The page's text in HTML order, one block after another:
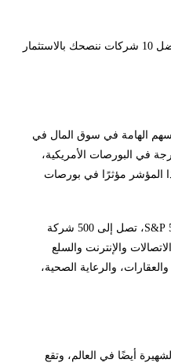
: أفضل 10 شركات ننصحك بالاستثمار
الهامة في سوق المال في
في البورصات الأمريكية،
يعتبر هذا المؤشر مؤثرًا في بورصات
أما من حيث الشركات في مؤشر 500 S&P، تصل إلى 500 شركة
الاتصالات والإنترنت والسلع
والرعاية الصحية،
أيضًا في العالم، وتقع